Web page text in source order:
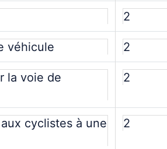
2
véhicule 2
la voie de
2
cyclistes à une
2